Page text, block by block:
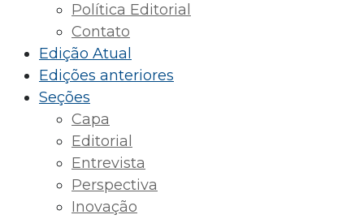
Política Editorial
Contato
Edição Atual
Edições anteriores
Seções
Capa
Editorial
Entrevista
Perspectiva
Inovação